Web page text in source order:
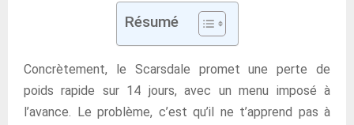
Résumé
Concrètement, le Scarsdale promet une perte de
poids rapide sur 14 jours, avec un menu imposé à
l’avance. Le problème, c’est qu’il ne t’apprend pas à